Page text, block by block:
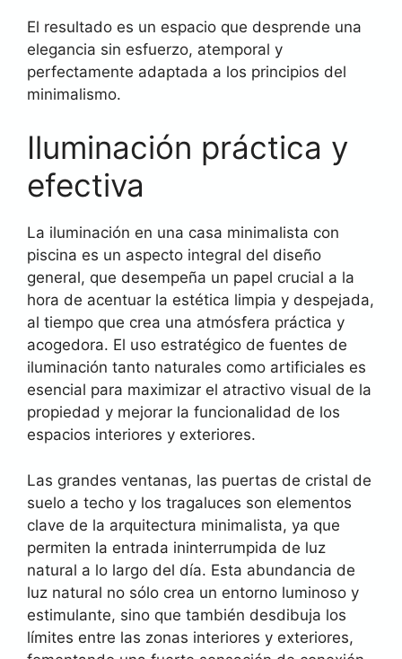
El resultado es un espacio que desprende una
elegancia sin esfuerzo, atemporal y
perfectamente adaptada a los principios del
minimalismo.
Iluminación práctica y
efectiva
La iluminación en una casa minimalista con
piscina es un aspecto integral del diseño
general, que desempeña un papel crucial a la
hora de acentuar la estética limpia y despejada,
al tiempo que crea una atmósfera práctica y
acogedora. El uso estratégico de fuentes de
iluminación tanto naturales como artificiales es
esencial para maximizar el atractivo visual de la
propiedad y mejorar la funcionalidad de los
espacios interiores y exteriores.
Las grandes ventanas, las puertas de cristal de
suelo a techo y los tragaluces son elementos
clave de la arquitectura minimalista, ya que
permiten la entrada ininterrumpida de luz
natural a lo largo del día. Esta abundancia de
luz natural no sólo crea un entorno luminoso y
estimulante, sino que también desdibuja los
límites entre las zonas interiores y exteriores,